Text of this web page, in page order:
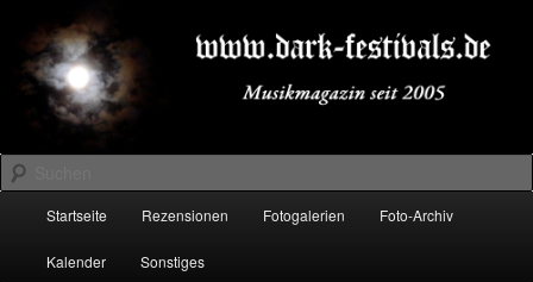
primären
Inhalt
springen
sekundären
Inhalt
springenDARK-FESTIVALS.DE
Suchen
Startseite Rezensionen Fotogalerien Foto-Archiv
Kalender Sonstiges